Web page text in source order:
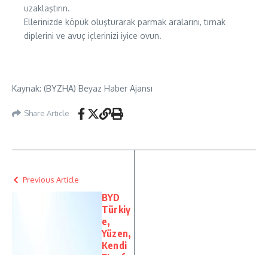
uzaklaştırın.
Ellerinizde köpük oluşturarak parmak aralarını, tırnak
diplerini ve avuç içlerinizi iyice ovun.
Kaynak: (BYZHA) Beyaz Haber Ajansı
Share Article
Previous Article
BYD
Türkiy
e,
Yüzen,
Kendi